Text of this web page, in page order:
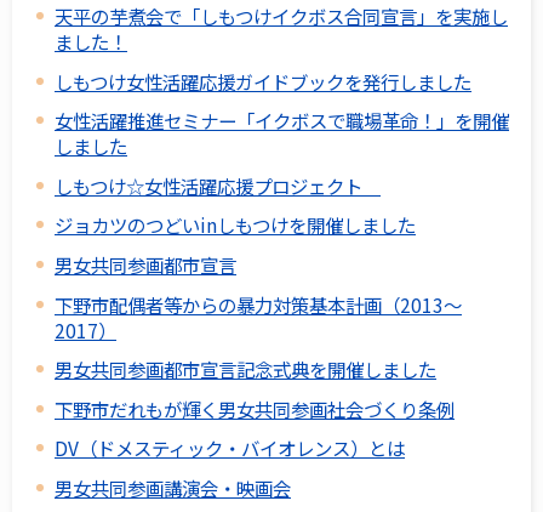
天平の芋煮会で「しもつけイクボス合同宣言」を実施し
ました！
しもつけ女性活躍応援ガイドブックを発行しました
女性活躍推進セミナー「イクボスで職場革命！」を開催
しました
しもつけ☆女性活躍応援プロジェクト
ジョカツのつどいinしもつけを開催しました
男女共同参画都市宣言
下野市配偶者等からの暴力対策基本計画（2013～
2017）
男女共同参画都市宣言記念式典を開催しました
下野市だれもが輝く男女共同参画社会づくり条例
DV（ドメスティック・バイオレンス）とは
男女共同参画講演会・映画会